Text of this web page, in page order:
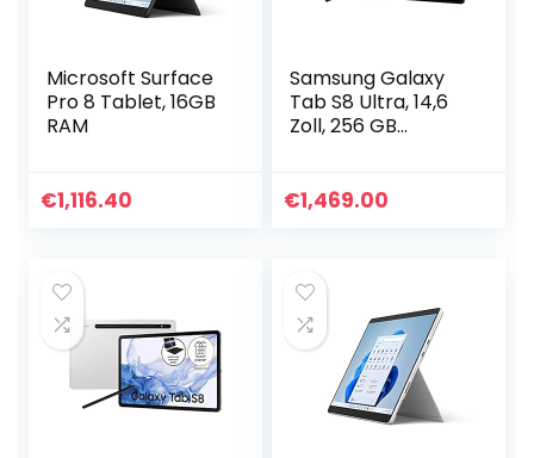
Microsoft Surface
Pro 8 Tablet, 16GB
RAM
€1,116.40
Samsung Galaxy
Tab S8 Ultra, 14,6
Zoll, 256 GB
Android Tablet
€1,469.00